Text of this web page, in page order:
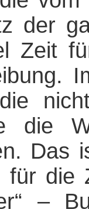
der
Zeit
die
Das
für die
–